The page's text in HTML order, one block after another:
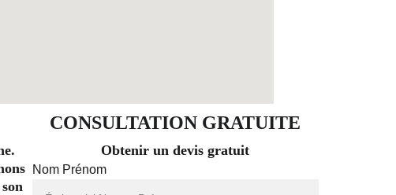
Nom Prénom
CONSULTATION GRATUITE
Obtenir un devis gratuit